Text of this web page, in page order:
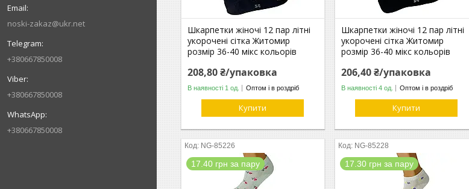
noski-zakaz@ukr.net
+380667850008
+380667850008
+380667850008
Шкарпетки жіночі 12 пар літні
укорочені сітка Житомир
розмір 36-40 мікс кольорів
208,80 ₴/упаковка
В наявності 1 од. Оптом і в роздріб
Купити
Шкарпетки жіночі 12 пар літні
укорочені сітка Житомир
розмір 36-40 мікс кольорів
206,40 ₴/упаковка
В наявності 4 од. Оптом і в роздріб
Купити
NG-85226
17.40 грн за пару
NG-85228
17.30 грн за пару